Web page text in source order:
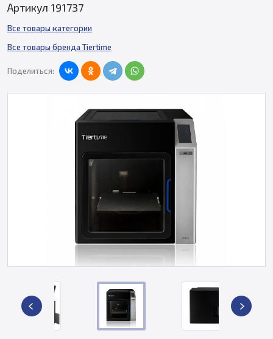
Артикул 191737
Все товары категории
Все товары бренда Tiertime
Поделиться: